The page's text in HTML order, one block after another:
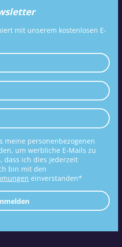
mit unserem kostenlosen E-
meine personenbezogenen
um werbliche E-Mails zu
dass ich dies jederzeit
bin mit den
einverstanden*